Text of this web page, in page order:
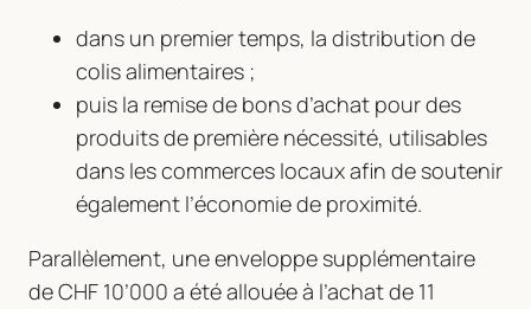
dans un premier temps, la distribution de
colis alimentaires ;
puis la remise de bons d’achat pour des
produits de première nécessité, utilisables
dans les commerces locaux afin de soutenir
également l’économie de proximité.
Parallèlement, une enveloppe supplémentaire
de CHF 10’000 a été allouée à l’achat de 11